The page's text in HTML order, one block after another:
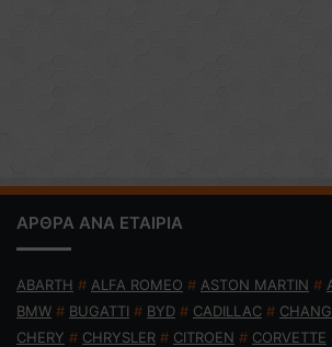
ΑΡΘΡΑ ΑΝΑ ΕΤΑΙΡΙΑ
ABARTH # ALFA ROMEO # ASTON MARTIN #
BMW # BUGATTI # BYD # CADILLAC #
CHERY # CHRYSLER # CITROEN # CORVETTE